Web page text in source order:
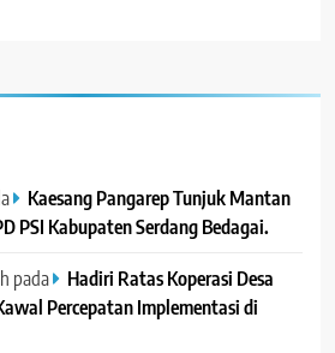
Kaesang Pangarep Tunjuk Mantan
PSI Kabupaten Serdang Bedagai.
pada
Hadiri Ratas Koperasi Desa
Percepatan Implementasi di